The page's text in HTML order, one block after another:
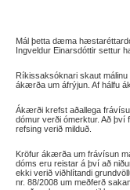
Mál þetta dæma
Ingveldur Einarsdóttir settur
Ríkissaksóknari skaut
ákærða um áfrýjun. Af hálfu
Ákærði krefst aðallega
dómur verði ómerktur. Að því
refsing verið milduð.
Kröfur ákærða um frávísun
dóms eru reistar á því að
ekki verið viðhlítandi
nr. 88/2008 um meðferð